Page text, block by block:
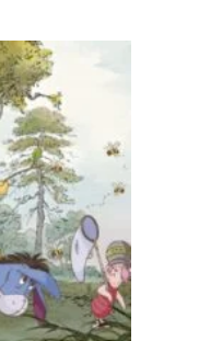
Toevoegen
verlanglijst